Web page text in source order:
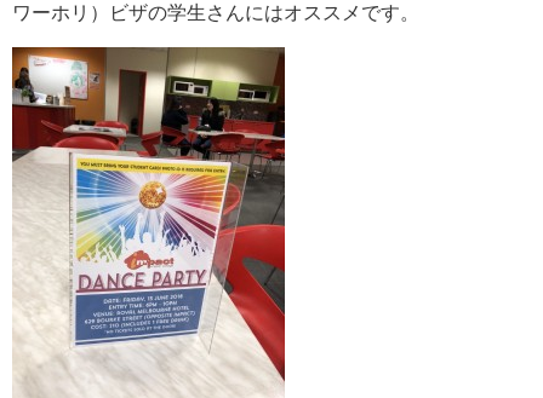
ワーホリ）ビザの学生さんにはオススメです。